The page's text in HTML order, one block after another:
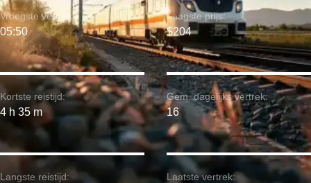
Kortste reistijd:
4 h 35 m
Vroegste vertrek:
05:50
Langste reistijd:
Laagste prijs:
$204
Gem. dagelijks vertrek:
16
Laatste vertrek: